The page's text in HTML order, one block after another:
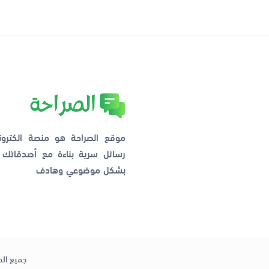
موقع الصراحة هو منصة
رسائل سرية بناءة مع
بشكل موضوعي وهادف
جميع